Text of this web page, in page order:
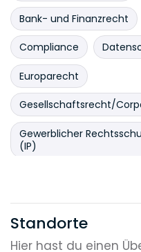
Bank- und Finanzrecht
Compliance
Europarecht
Gesellschaftsrecht/
Gewerblicher
(IP)
Insolvenzrecht und
Standorte
Hier hast du einen